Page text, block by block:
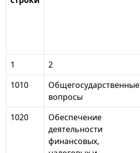
1 2
1010
Общегосударственные
вопросы
1020
Обеспечение
деятельности
финансовых,